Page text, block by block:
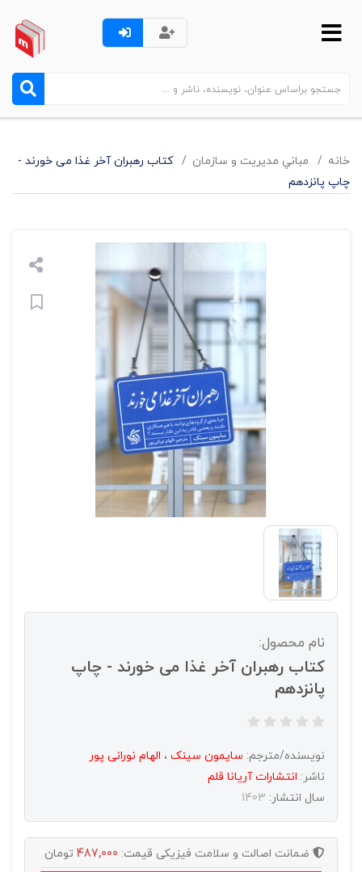
خانه مباني مديريت و سازمان
کتاب رهبران آخر غذا می خورند -
چاپ پانزدهم
نام محصول:
کتاب رهبران آخر غذا می خورند - چاپ
پانزدهم
نویسنده/مترجم: سایمون سینک ، الهام نورانی پور
ناشر: انتشارات آريانا قلم
سال انتشار: 1403
ضمانت اصالت و سلامت فیزیکی قیمت: 487,000 تومان